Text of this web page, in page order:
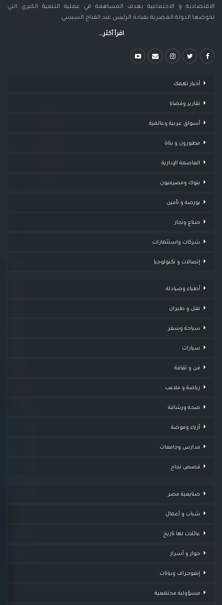
الاقتصادية و الاجتماعية بهدف المساهمة في عملية التنمية الكبري التي
تخوضها الدولة المصرية بقيادة الرئيس عبد الفتاح السيسي
اقرأ أكثر...
أخبار تهمك
تقارير وقضايا ​
أسواق عربية وعالمية
مطورون و بناة
العاصمة الإدارية
بنوك ومصرفيون
بورصة و تأمين
صناع وتجار
شركات واستثمارات
إتصالات و تكنولوجيا
أطباء وصيادلة
نقل و طيران
سياحة وسفر
سيارات
فن و ثقافة
رياضة و ملاعب
صحة ورشاقة
أزياء وموضة
مدارس وجامعات
قصص نجاح
صنايعية مصر
شباب و أعمال
عائلات لها تاريخ
حوار و أسرار
إنفوجراف وبيانات
مسؤولية مجتمعية